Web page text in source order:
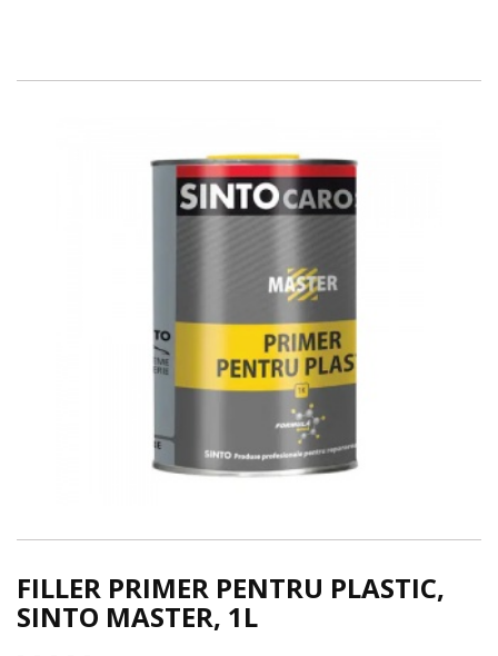
FILLER PRIMER PENTRU PLASTIC,
SINTO MASTER, 1L